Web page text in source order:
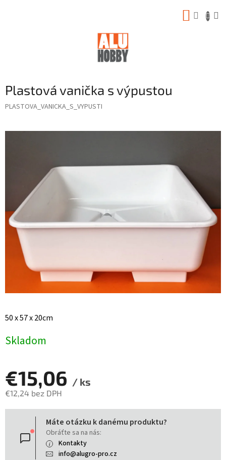
Plastová vanička s výpustou
PLASTOVA_VANICKA_S_VYPUSTI
50 x 57 x 20cm
Skladom
€15,06 / ks
€12,24 bez DPH
Jednotková
Máte otázku k danému produktu?
Obráťte sa na nás:
Kontakty
info@alugro-pro.cz